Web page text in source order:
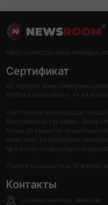
Бүгінгі Қазақстан және
Сертификат
ҚР Ақпарат және
№16544 «NewsRoom +» АА
Сайттағы материалдарды
берулеріңізді сұраймыз.
басқа да құқықтар толығымен
жеке пікірі редакцияның
түрлі хабарландыруларға
Портал жаңалықтары 18 жастан
Контакты
Астана каласы, Менгілік